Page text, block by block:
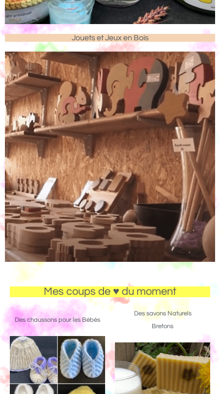
Jouets et Jeux en Bois
Mes coups de ♥ du moment
Des chaussons pour les Bébés
Des savons Naturels
Bretons